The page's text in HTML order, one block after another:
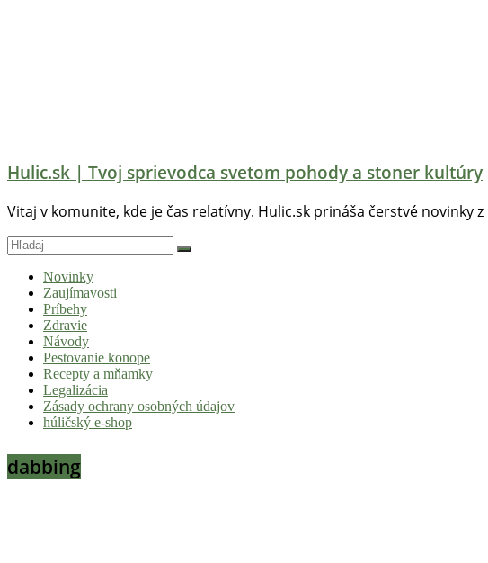
Hulic.sk | Tvoj sprievodca svetom pohody a stoner kultúry
Vitaj v komunite, kde je čas relatívny. Hulic.sk prináša čerstvé
Novinky
Zaujímavosti
Príbehy
Zdravie
Návody
Pestovanie konope
Recepty a mňamky
Legalizácia
Zásady ochrany osobných údajov
húličský e-shop
dabbing